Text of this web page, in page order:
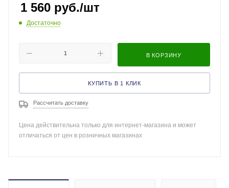
1 560 руб./шт
Достаточно
В КОРЗИНУ
КУПИТЬ В 1 КЛИК
Рассчитать доставку
Цена действительна только для интернет-магазина и может
отличаться от цен в розничных магазинах